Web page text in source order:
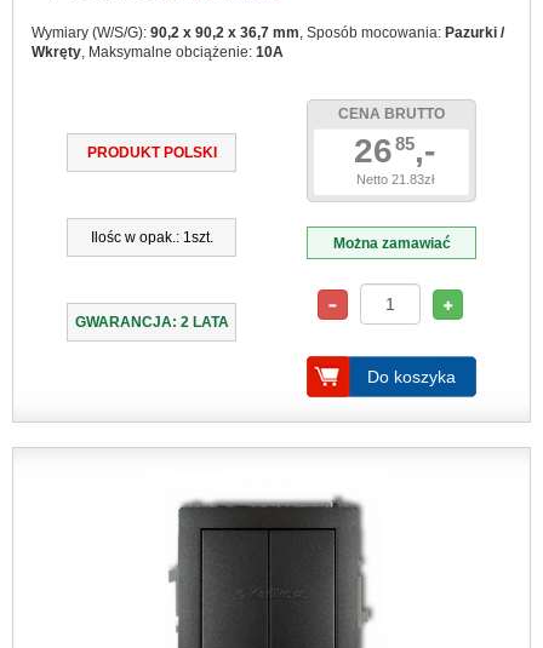
Wymiary (W/S/G): 90,2 x 90,2 x 36,7 mm, Sposób mocowania: Pazurki /
Wkręty, Maksymalne obciążenie: 10A
PRODUKT POLSKI
Ilośc w opak.: 1szt.
GWARANCJA: 2 LATA
CENA BRUTTO
2685,-
Netto 21.83zł
Można zamawiać
Do koszyka